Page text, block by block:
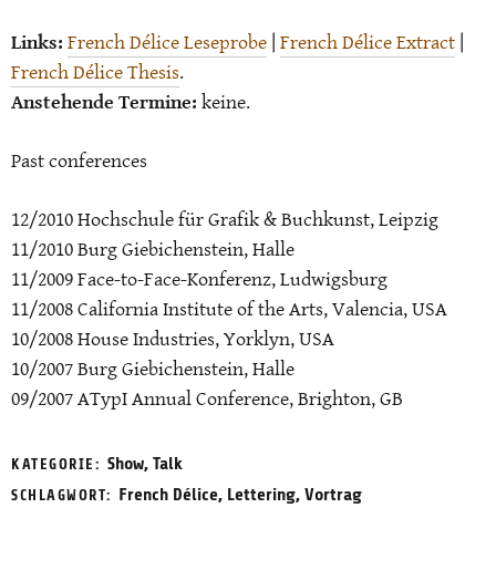
Links:French Délice Leseprobe|French Délice Extract|
French Délice Thesis.
Anstehende Termine:keine.
Past conferences
12/2010 Hochschule für Grafik & Buchkunst, Leipzig
11/2010 Burg Giebichenstein, Halle
11/2009 Face-to-Face-Konferenz, Ludwigsburg
11/2008 California Institute of the Arts, Valencia, USA
10/2008 House Industries, Yorklyn, USA
10/2007 Burg Giebichenstein, Halle
09/2007 ATypI Annual Conference, Brighton, GB
KATEGORIE: Show, Talk
SCHLAGWORT: French Délice, Lettering, Vortrag